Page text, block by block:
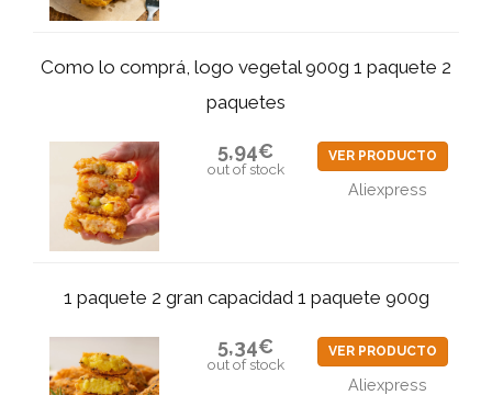
Como lo comprá, logo vegetal 900g 1 paquete 2
paquetes
5,94€
out of stock
VER PRODUCTO
Aliexpress
1 paquete 2 gran capacidad 1 paquete 900g
5,34€
out of stock
VER PRODUCTO
Aliexpress